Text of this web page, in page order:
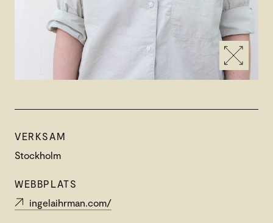
VERKSAM
Stockholm
WEBBPLATS
ingelaihrman.com/